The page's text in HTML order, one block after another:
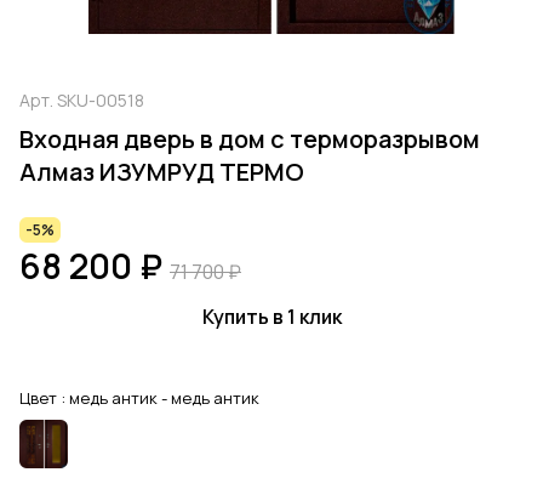
Арт. SKU-00518
Входная дверь в дом с терморазрывом
Алмаз ИЗУМРУД ТЕРМО
-5%
68 200 ₽ 71 700 ₽
Купить в 1 клик
Цвет : медь антик - медь антик